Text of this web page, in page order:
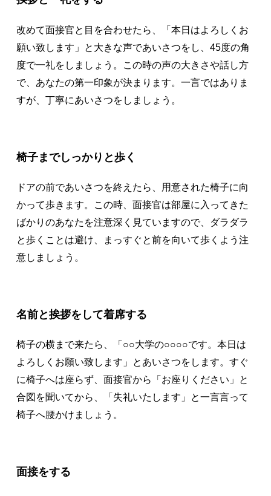
改めて面接官と目を合わせたら、「本日はよろしくお
願い致します」と大きな声であいさつをし、45度の角
度で一礼をしましょう。この時の声の大きさや話し方
で、あなたの第一印象が決まります。一言ではありま
すが、丁寧にあいさつをしましょう。
椅子までしっかりと歩く
ドアの前であいさつを終えたら、用意された椅子に向
かって歩きます。この時、面接官は部屋に入ってきた
ばかりのあなたを注意深く見ていますので、ダラダラ
と歩くことは避け、まっすぐと前を向いて歩くよう注
意しましょう。
名前と挨拶をして着席する
椅子の横まで来たら、「○○大学の○○○○です。本日は
よろしくお願い致します」とあいさつをします。すぐ
に椅子へは座らず、面接官から「お座りください」と
合図を聞いてから、「失礼いたします」と一言言って
椅子へ腰かけましょう。
面接をする